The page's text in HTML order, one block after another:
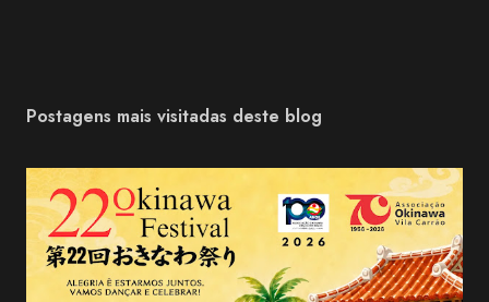
Postagens mais visitadas deste blog